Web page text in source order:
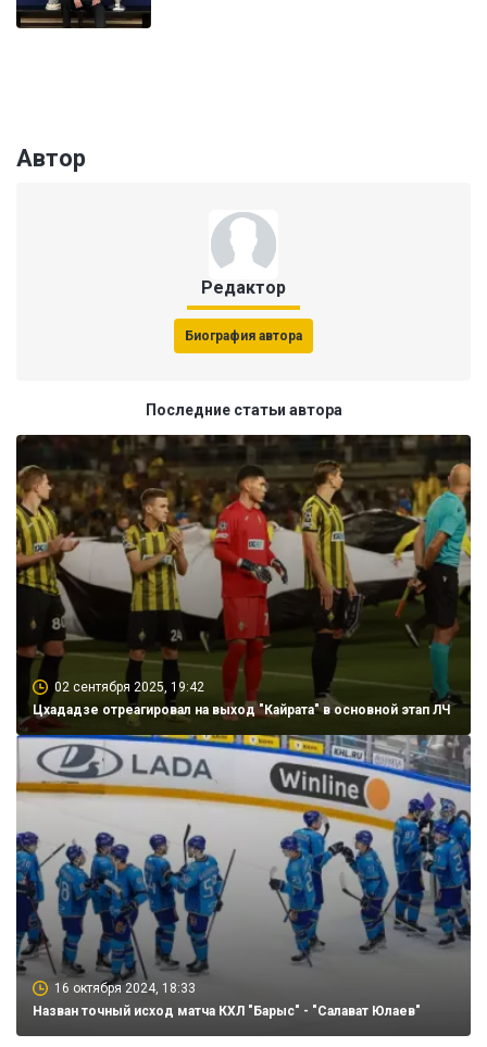
Автор
Редактор
Биография автора
Последние статьи автора
02 сентября 2025, 19:42
Цхададзе отреагировал на выход "Кайрата" в основной этап ЛЧ
16 октября 2024, 18:33
Назван точный исход матча КХЛ "Барыс" - "Салават Юлаев"